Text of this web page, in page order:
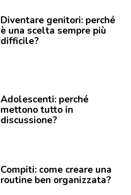
Diventare genitori: perché
è una scelta sempre più
difficile?
Adolescenti: perché
mettono tutto in
discussione?
Compiti: come creare una
routine ben organizzata?